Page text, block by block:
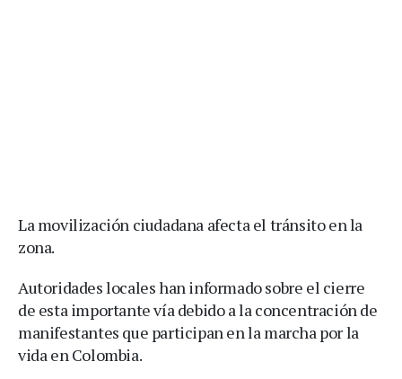
La movilización ciudadana afecta el tránsito en la
zona.
Autoridades locales han informado sobre el cierre
de esta importante vía debido a la concentración de
manifestantes que participan en la marcha por la
vida en Colombia.